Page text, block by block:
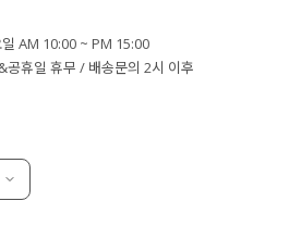
AM 10:00 ~ PM 15:00
휴일 휴무 / 배송문의 2시 이후